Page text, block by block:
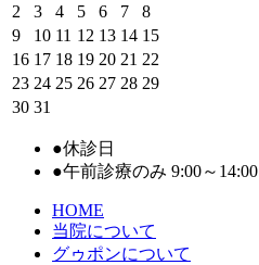
2
3 4 5 6 7
8
9
10 11 12 13 14 15
16 17 18 19 20 21 22
23 24 25 26 27 28 29
30 31
●休診日
●午前診療のみ 9:00～14:00
HOME
当院について
グゥポンについて